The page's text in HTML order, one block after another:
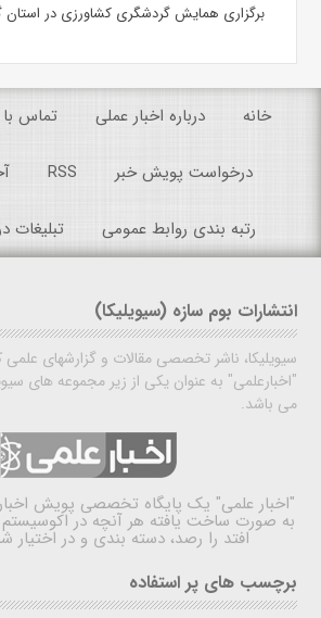
برگزاری همایش گردشگری کشاورزی در استان
خانه درباره اخبار عملی تماس با
درخواست پویش خبر RSS
رتبه بندی روابط عمومی تبلیغات
انتشارات بوم سازه (سیویلیکا)
سیویلیکا، ناشر تخصصی مقالات و گزارشهای
"اخبارعلمی" به عنوان یکی از زیر مجموعه های
می باشد.
"اخبار علمی" یک پایگاه تخصصی پویش
به صورت ساخت یافته هر آنچه در اکوسیستم
افتد را رصد، دسته بندی و در اختیار
برچسب های پر استفاده